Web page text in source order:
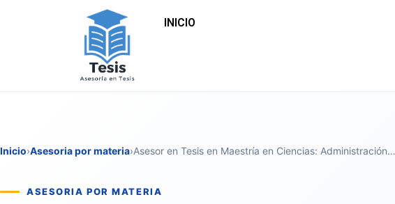
INICIO
Inicio›Asesoria por materia›Asesor en Tesis en Maestría en Ciencias: Administración…
ASESORIA POR MATERIA